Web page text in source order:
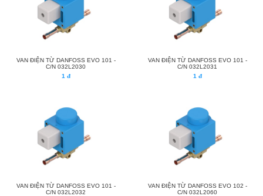
VAN ĐIỆN TỪ DANFOSS EVO 101 -
C/N 032L2030
1 đ
VAN ĐIỆN TỪ DANFOSS EVO 101 -
C/N 032L2031
1 đ
VAN ĐIỆN TỪ DANFOSS EVO 101 -
C/N 032L2032
VAN ĐIỆN TỪ DANFOSS EVO 102 -
C/N 032L2060